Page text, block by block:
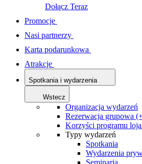
Dołącz Teraz
Promocje
Nasi partnerzy
Karta podarunkowa
Atrakcje
Spotkania i wydarzenia
Wstecz
Organizacja wydarzeń
Rezerwacja grupowa
Korzyści programu
Typy wydarzeń
Spotkania
Wydarzenia
Seminaria